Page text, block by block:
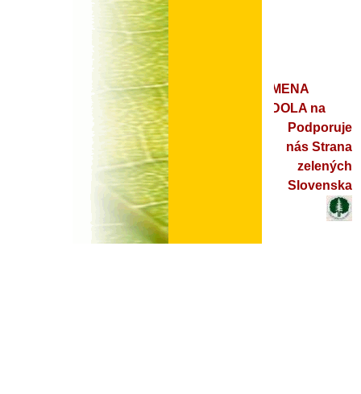
ZMENA
ZDOLA na
Podporuje
nás Strana
zelených
Slovenska